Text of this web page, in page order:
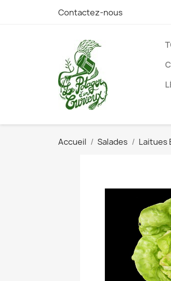
Contactez-nous
Accueil Salades Laitues